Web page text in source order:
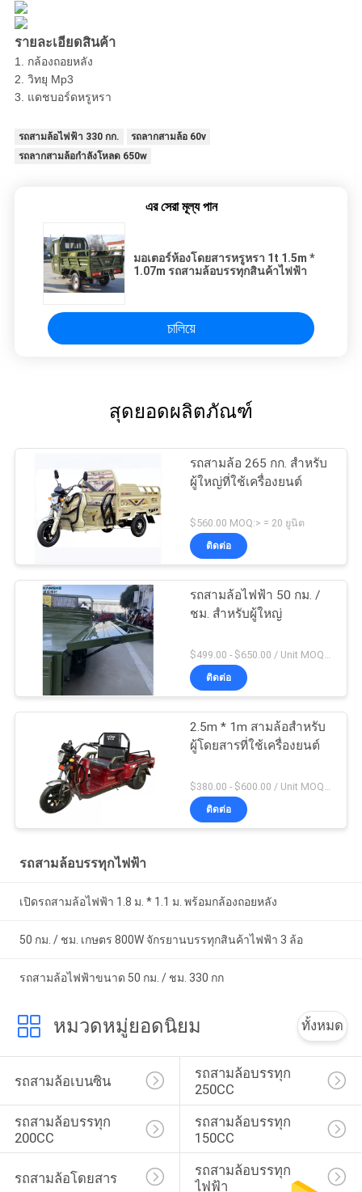
รายละเอียดสินค้า
1. กล้องถอยหลัง
2. วิทยุ Mp3
3. แดชบอร์ดหรูหรา
รถสามล้อไฟฟ้า 330 กก.
รถลากสามล้อ 60v
รถลากสามล้อกำลังโหลด 650w
এর সেরা মূল্য পান
มอเตอร์ห้องโดยสารหรูหรา 1t 1.5m *
1.07m รถสามล้อบรรทุกสินค้าไฟฟ้า
চালিয়ে
สุดยอดผลิตภัณฑ์
รถสามล้อ 265 กก. สำหรับ
ผู้ใหญ่ที่ใช้เครื่องยนต์
$560.00 MOQ:> = 20 ยูนิต
ติดต่อ
รถสามล้อไฟฟ้า 50 กม. /
ชม. สำหรับผู้ใหญ่
ติดต่อ
2.5m * 1m สามล้อสำหรับ
ผู้โดยสารที่ใช้เครื่องยนต์
ติดต่อ
รถสามล้อบรรทุกไฟฟ้า
เปิดรถสามล้อไฟฟ้า 1.8 ม. * 1.1 ม. พร้อมกล้องถอยหลัง
50 กม. / ชม. เกษตร 800W จักรยานบรรทุกสินค้าไฟฟ้า 3 ล้อ
รถสามล้อไฟฟ้าขนาด 50 กม. / ชม. 330 กก
หมวดหมู่ยอดนิยม ทั้งหมด
รถสามล้อเบนซิน
รถสามล้อบรรทุก
250CC
รถสามล้อบรรทุก
200CC
รถสามล้อบรรทุก
150CC
รถสามล้อโดยสาร
รถสามล้อบรรทุก
ไฟฟ้า